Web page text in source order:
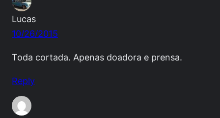
Lucas
10/26/2015
Toda cortada. Apenas doadora e prensa.
Reply